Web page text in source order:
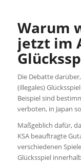
Warum
jetzt im
Die Debatte
(illegales)
Beispiel sind
verboten, in Japan
Maßgeblich dafür,
KSA beauftragte
verschiedenen
Glücksspiel